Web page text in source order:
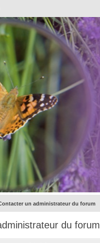
un administrateur du forum
du forum